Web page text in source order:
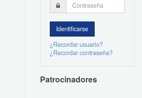
¿Recordar usuario?
¿Recordar contraseña?
Patrocinadores